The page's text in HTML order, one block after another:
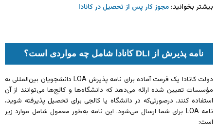
بیشتر بخوانید: مجوز کار پس از تحصیل در کانادا
نامه پذیرش از DLI کانادا شامل چه مواردی است؟
دولت کانادا یک فرمت آماده برای نامه پذیرش LOA دانشجویان بین‌المللی به
مؤسسات تعیین شده ارائه می‌دهد که دانشگاه‌ها و کالج‌ها می‌توانند از آن
استفاده کنند. درصورتی‌که در دانشگاه یا کالجی برای تحصیل پذیرفته شوید،
نامه LOA برای شما ارسال می‌شود. این نامه به‌طور معمول شامل موارد زیر
است: